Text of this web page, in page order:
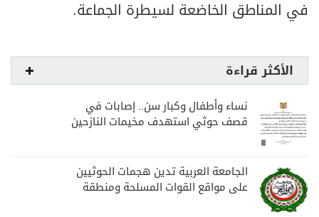
في المناطق الخاضعة لسيطرة الجماعة.
الأكثر قراءة
نساء وأطفال وكبار سن.. إصابات في
قصف حوثي استهدف مخيمات النازحين
الجامعة العربية تدين هجمات الحوثيين
على مواقع القوات المسلحة ومنطقة